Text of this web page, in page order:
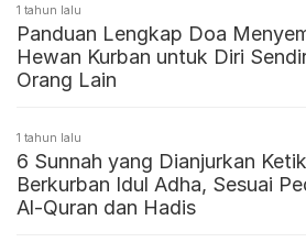
1 tahun lalu
Panduan Lengkap Doa
Hewan Kurban untuk Diri
Orang Lain
1 tahun lalu
6 Sunnah yang Dianjurkan
Berkurban Idul Adha, Sesuai
Al-Quran dan Hadis